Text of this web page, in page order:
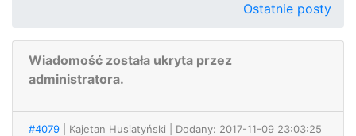
Ostatnie posty
Wiadomość została ukryta przez
administratora.
#4079 | Kajetan Husiatyński | Dodany: 2017-11-09 23:03:25